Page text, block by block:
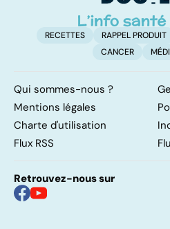
RECETTES RAPPEL PRODUIT
CANCER
Qui sommes-nous ?
Mentions légales
Charte d'utilisation
Flux RSS
Retrouvez-nous sur